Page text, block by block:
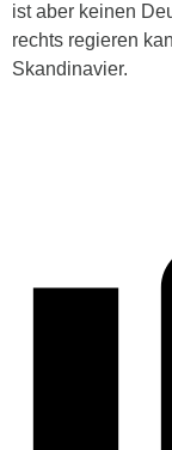
ist aber keinen
rechts regieren
Skandinavier.